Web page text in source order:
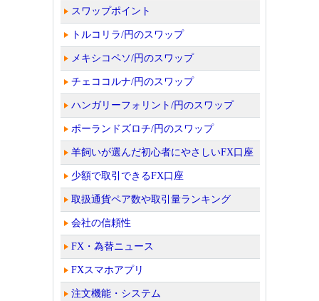
スワップポイント
トルコリラ/円のスワップ
メキシコペソ/円のスワップ
チェココルナ/円のスワップ
ハンガリーフォリント/円のスワップ
ポーランドズロチ/円のスワップ
羊飼いが選んだ初心者にやさしいFX口座
少額で取引できるFX口座
取扱通貨ペア数や取引量ランキング
会社の信頼性
FX・為替ニュース
FXスマホアプリ
注文機能・システム